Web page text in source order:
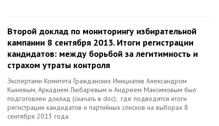
Второй доклад по мониторингу избирательной
кампании 8 сентября 2013. Итоги регистрации
кандидатов: между борьбой за легитимность и
страхом утраты контроля
Экспертами Комитета Гражданских Инициатив Александром
Кыневым, Аркадием Любаревым и Андреем Максимовым был
подготовлен доклад (скачать в doc), где подводятся итоги
регистрации кандидатов и партийных списков на выборах 8
сентября 2013 года.